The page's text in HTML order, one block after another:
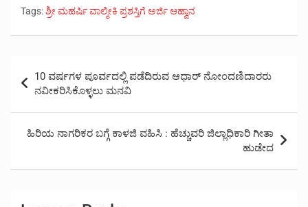
Tags:ಶ್ರೀ ಮಹರ್ಷಿ ವಾಲ್ಮೀಕಿ ಪ್ರಶಸ್ತಿಗೆ ಅರ್ಜಿ ಆಹ್ವಾನ
navigation
10 ವರ್ಷಗಳ ಪೂರ್ವದಲ್ಲಿ ಪಡೆದಿರುವ ಆಧಾರ್ ನೋಂದಣಿದಾರರು
ನವೀಕರಿಸಿಕೊಳ್ಳಲು ಮನವಿ
ಹಿರಿಯ ನಾಗರಿಕರ ಬಗ್ಗೆ ಕಾಳಜಿ ವಹಿಸಿ : ಹೆಚ್ಚುವರಿ ಜಿಲ್ಲಾಧಿಕಾರಿ ಗೀತಾ
ಹುಡೇದ